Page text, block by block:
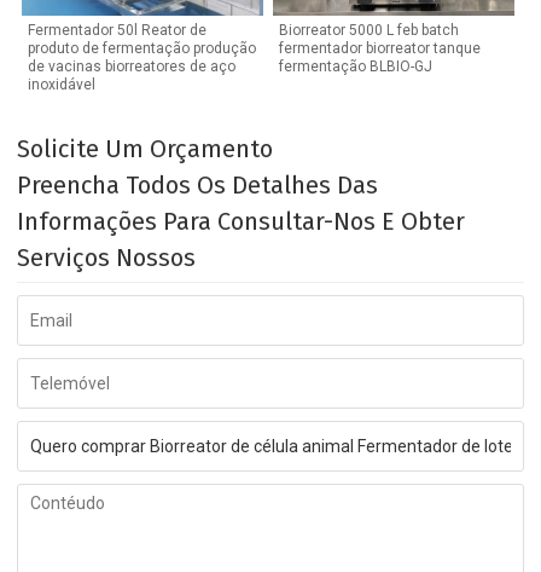
Fermentador 50l Reator de
produto de fermentação produção
de vacinas biorreatores de aço
inoxidável
Biorreator 5000 L feb batch
fermentador biorreator tanque
fermentação BLBIO-GJ
Solicite Um Orçamento
Preencha Todos Os Detalhes Das
Informações Para Consultar-Nos E Obter
Serviços Nossos